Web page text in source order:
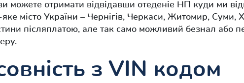
можете отримати відвідавши отеденіе НП куди ми
місто України – Чернігів, Черкаси, Житомир, Суми,
післяплатою, але так само можливий безнал або
з VIN кодом